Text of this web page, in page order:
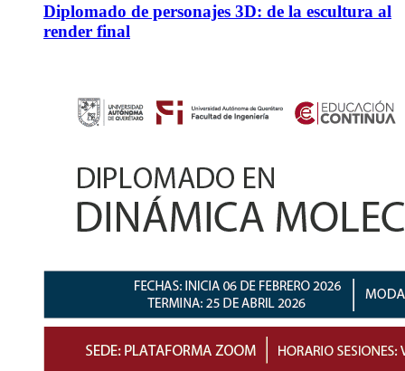
Diplomado de personajes 3D: de la escultura al
render final